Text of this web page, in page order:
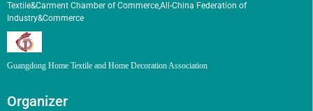
Textile&Carment Chamber of Commerce,All-China Federation of
Industry&Commerce
Guangdong Home Textile and Home Decoration Association
Organizer